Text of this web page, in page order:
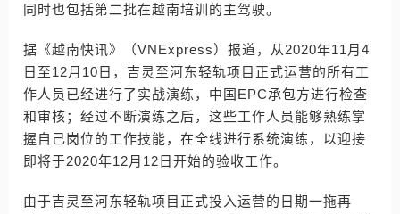
同时也包括第二批在越南培训的主驾驶。
据《越南快讯》（VNExpress）报道，从2020年11月4
日至12月10日，吉灵至河东轻轨项目正式运营的所有工
作人员已经进行了实战演练，中国EPC承包方进行检查
和审核；经过不断演练之后，这些工作人员能够熟练掌
握自己岗位的工作技能，在全线进行系统演练，以迎接
即将于2020年12月12日开始的验收工作。
由于吉灵至河东轻轨项目正式投入运营的日期一拖再